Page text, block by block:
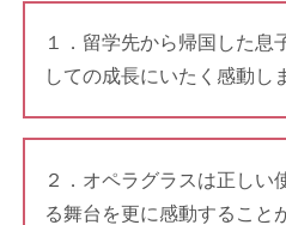
１．留学先から帰国した息
しての成長にいたく感動し
２．オペラグラスは正しい
る舞台を更に感動すること